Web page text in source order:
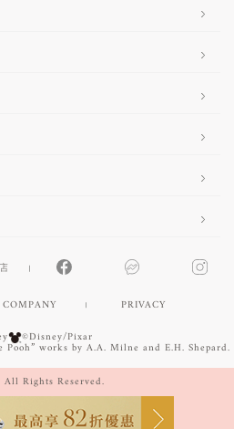
COMPANY
PRIVACY
©Disney/Pixar
works by A.A. Milne and E.H. Shepard.
Rights Reserved.